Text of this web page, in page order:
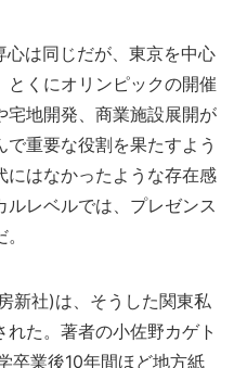
は同じだが、東京を中心
とくにオリンピックの開催
宅地開発、商業施設展開が
重要な役割を果たすよう
にはなかったような存在感
ルレベルでは、プレゼンス
新社)は、そうした関東私
た。著者の小佐野カゲト
卒業後10年間ほど地方紙